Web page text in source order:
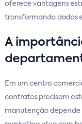
oferece vantagens
transformando dados
A
Em um centro
contratos precisam
manutenção depende